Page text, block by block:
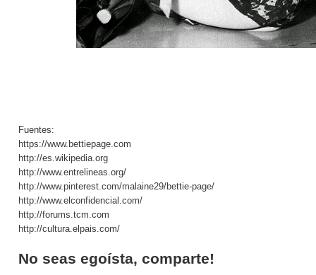
Fuentes:
https://www.bettiepage.com
http://es.wikipedia.org
http://www.entrelineas.org/
http://www.pinterest.com/malaine29/bettie-page/
http://www.elconfidencial.com/
http://forums.tcm.com
http://cultura.elpais.com/
No seas egoísta, comparte!